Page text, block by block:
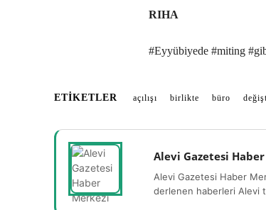
RIHA
#Eyyübiyede #miting
ETIKETLER açılışı birlikte büro
Alevi Gazetesi
Alevi Gazetesi Haber
derlenen haberleri Alevi